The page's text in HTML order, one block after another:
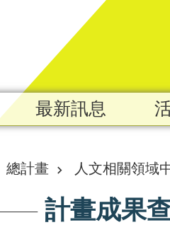
最新訊息
總計畫 人文相關領域
計畫成果